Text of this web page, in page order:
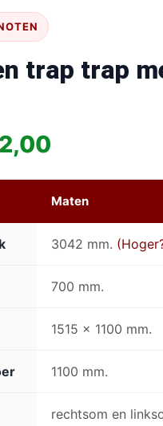
trap trap
Maten
3042 mm.
700 mm.
1515 x 1100 mm.
1100 mm.
rechtsom en